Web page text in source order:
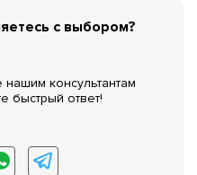
с выбором?
консультантам
быстрый ответ!